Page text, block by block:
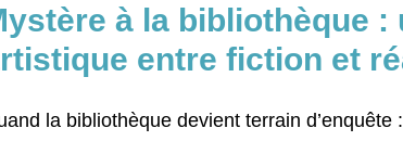
à la bibliothèque :
entre fiction et
la bibliothèque devient terrain d’enquête